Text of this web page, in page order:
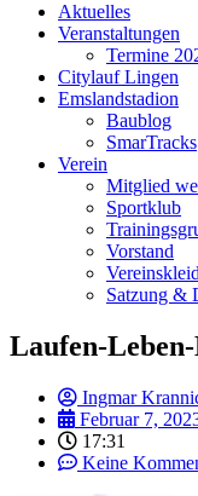
Aktuelles
Veranstaltungen
Termine
Citylauf Lingen
Emslandstadion
Baublog
SmarTracks
Verein
Mitglied
Sportklub
Vorstand
Satzung &
Laufen-
Ingmar
Februar 7,
17:31
Keine